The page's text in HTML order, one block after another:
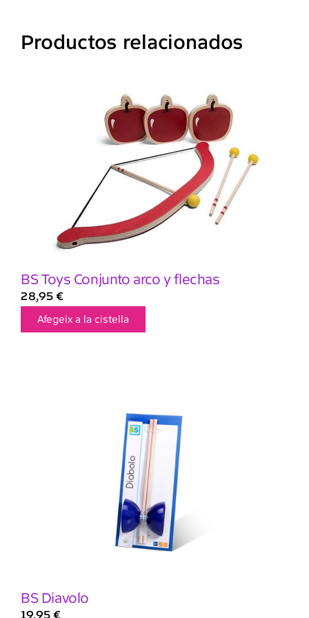
Productos relacionados
BS Toys Conjunto arco y flechas
28,95 €
Afegeix a la cistella
BS Diavolo
19,95 €